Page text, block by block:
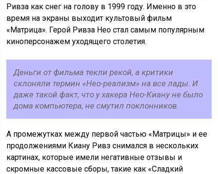
Ривза как снег на голову в 1999 году. Именно в это
время на экраны выходит культовый фильм
«Матрица». Герой Ривза Нео стал самым популярным
киноперсонажем уходящего столетия.
Деньги от фильма текли рекой, а критики
склоняли термин «Нео-реализм» на все лады. И
даже такой факт, что у хакера Нео-Киану не было
дома компьютера, не смутил поклонников.
А промежутках между первой частью «Матрицы» и ее
продолжениями Киану Ривз снимался в нескольких
картинах, которые имели негативные отзывы и
скромные кассовые сборы, такие как «Сладкий